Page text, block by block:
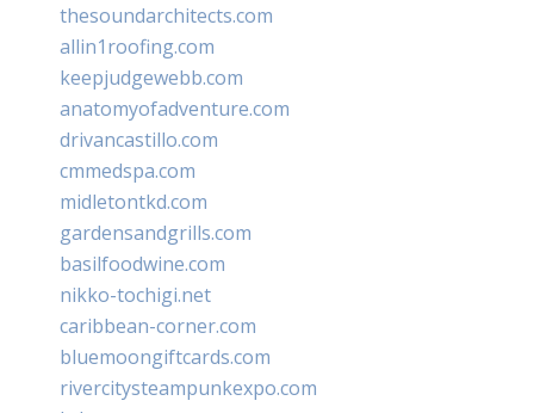
thesoundarchitects.com
allin1roofing.com
keepjudgewebb.com
anatomyofadventure.com
drivancastillo.com
cmmedspa.com
midletontkd.com
gardensandgrills.com
basilfoodwine.com
nikko-tochigi.net
caribbean-corner.com
bluemoongiftcards.com
rivercitysteampunkexpo.com